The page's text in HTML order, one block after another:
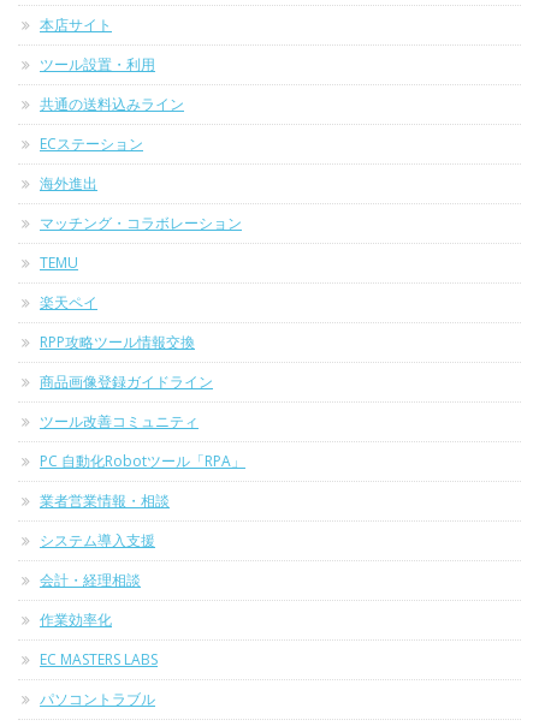
本店サイト
ツール設置・利用
共通の送料込みライン
ECステーション
海外進出
マッチング・コラボレーション
TEMU
楽天ペイ
RPP攻略ツール情報交換
商品画像登録ガイドライン
ツール改善コミュニティ
PC 自動化Robotツール「RPA」
業者営業情報・相談
システム導入支援
会計・経理相談
作業効率化
EC MASTERS LABS
パソコントラブル